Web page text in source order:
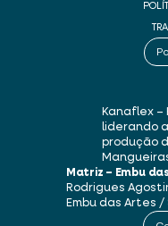
Kanaflex –
liderando
produção
Matriz – Embu
Rodrigues
Embu das Artes /